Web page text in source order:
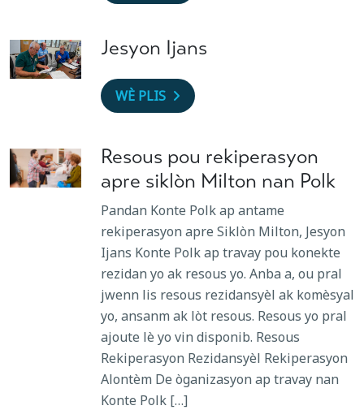
Jesyon Ijans
WÈ PLIS
Resous pou rekiperasyon
apre siklòn Milton nan Polk
Pandan Konte Polk ap antame
rekiperasyon apre Siklòn Milton, Jesyon
Ijans Konte Polk ap travay pou konekte
rezidan yo ak resous yo. Anba a, ou pral
jwenn lis resous rezidansyèl ak komèsyal
yo, ansanm ak lòt resous. Resous yo pral
ajoute lè yo vin disponib. Resous
Rekiperasyon Rezidansyèl Rekiperasyon
Alontèm De òganizasyon ap travay nan
Konte Polk […]